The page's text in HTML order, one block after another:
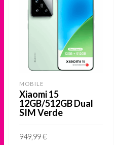
MOBILE
Xiaomi 15
12GB/512GB Dual
SIM Verde
949,99€